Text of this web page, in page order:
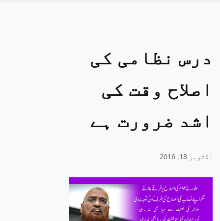
درس نظامی کی
اصلاح وقت کی
اشد ضرورت ہے
اکتوبر 18, 2016